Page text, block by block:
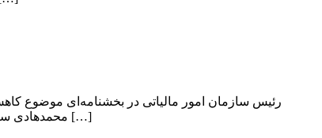
رئیس سازمان امور مالیاتی در بخشنامه‌ای موضوع
محمدهادی سبحانیان رئیس سازمان امور مالیاتی کشور، در بخشنامه‌ای موضوع کاهش نرخ مالیات بر ارزش افزوده واردات برخی کالا‌های اساسی و قند و شکر […]